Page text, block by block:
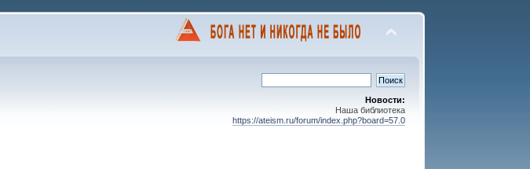
Новости:
Наша библиотека
https://ateism.ru/forum/index.php?board=57.0